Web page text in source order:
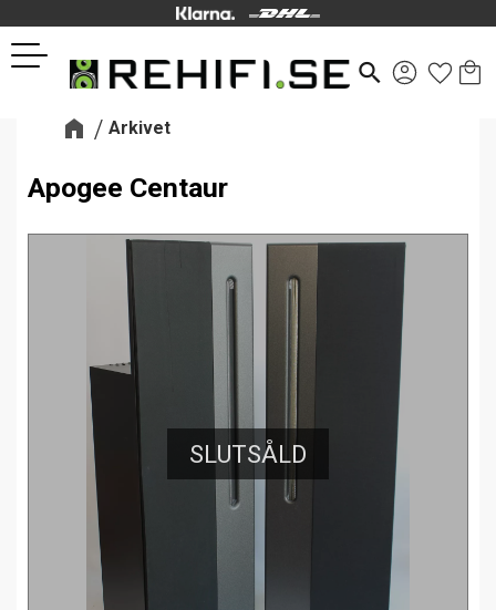
Meny
search
Arkivet
Apogee Centaur
SLUTSÅLD